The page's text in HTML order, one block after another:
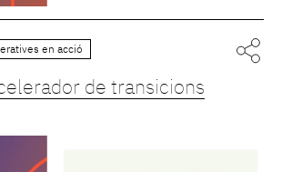
en acció
de transicions